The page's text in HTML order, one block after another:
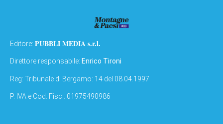
Editore: PUBBLI MEDIA s.r.l.
Direttore responsabile: Enrico Tironi
Reg: Tribunale di Bergamo: 14 del 08.04.1997
P. IVA e Cod. Fisc.: 01975490986